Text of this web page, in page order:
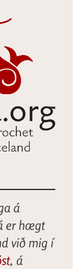
á
er hægt
við mig í
, á